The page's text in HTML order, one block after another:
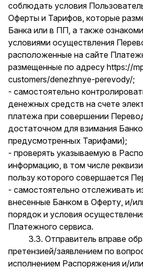
соблюдать условия
Оферты и Тарифов, которые
Банка или в ПП, а также
условиями осуществления
расположенные на сайте
размещенные по адресу https://
customers/denezhnye-perevody/;
- самостоятельно
денежных средств на счете
платежа при совершении
достаточном для взимания
предусмотренных Тарифами);
- проверять указываемую в
информацию, в том числе
пользу которого совершается
- самостоятельно отслеживать
внесенные Банком в Оферту, и/
порядок и условия
Платежного сервиса.
3.3. Отправитель вправе
претензией/заявлением по
исполнением Распоряжения и/